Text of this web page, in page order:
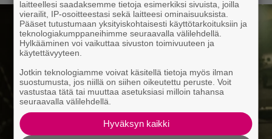
laitteellesi saadaksemme tietoja esimerkiksi sivuista, joilla
vierailit, IP-osoitteestasi sekä laitteesi ominaisuuksista.
Pääset tutustumaan yksityiskohtaisesti käyttötarkoituksiin ja
teknologiakumppaneihimme seuraavalla välilehdellä.
Hylkääminen voi vaikuttaa sivuston toimivuuteen ja
käytettävyyteen.
Jotkin teknologiamme voivat käsitellä tietoja myös ilman
suostumusta, jos niillä on siihen oikeutettu peruste. Voit
vastustaa tätä tai muuttaa asetuksiasi milloin tahansa
seuraavalla välilehdellä.
Hyväksyn kaikki